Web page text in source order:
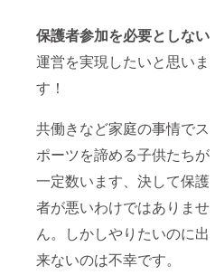
保護者参加を必要としない
運営を実現したいと思いま
す！
共働きなど家庭の事情でス
ポーツを諦める子供たちが
一定数います、決して保護
者が悪いわけではありませ
ん。しかしやりたいのに出
来ないのは不幸です。